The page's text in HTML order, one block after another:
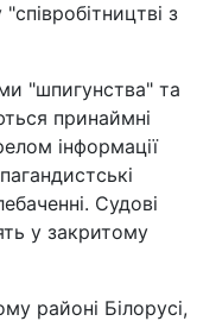
з
"шпигунства" та
принаймні
інформації
Судові
у закритому
районі Білорусі,